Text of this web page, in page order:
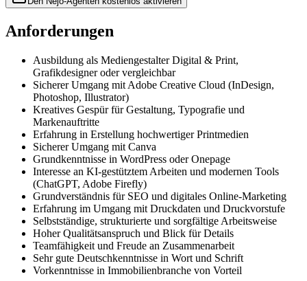
Anforderungen
Ausbildung als Mediengestalter Digital & Print,
Grafikdesigner oder vergleichbar
Sicherer Umgang mit Adobe Creative Cloud (InDesign,
Photoshop, Illustrator)
Kreatives Gespür für Gestaltung, Typografie und
Markenauftritte
Erfahrung in Erstellung hochwertiger Printmedien
Sicherer Umgang mit Canva
Grundkenntnisse in WordPress oder Onepage
Interesse an KI-gestütztem Arbeiten und modernen Tools
(ChatGPT, Adobe Firefly)
Grundverständnis für SEO und digitales Online-Marketing
Erfahrung im Umgang mit Druckdaten und Druckvorstufe
Selbstständige, strukturierte und sorgfältige Arbeitsweise
Hoher Qualitätsanspruch und Blick für Details
Teamfähigkeit und Freude an Zusammenarbeit
Sehr gute Deutschkenntnisse in Wort und Schrift
Vorkenntnisse in Immobilienbranche von Vorteil